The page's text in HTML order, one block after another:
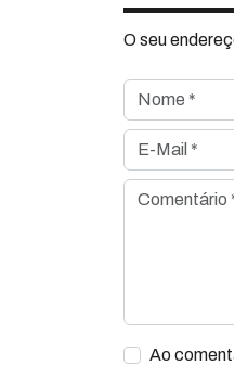
O seu
Nome *
E-Mail *
Comentário *
Ao